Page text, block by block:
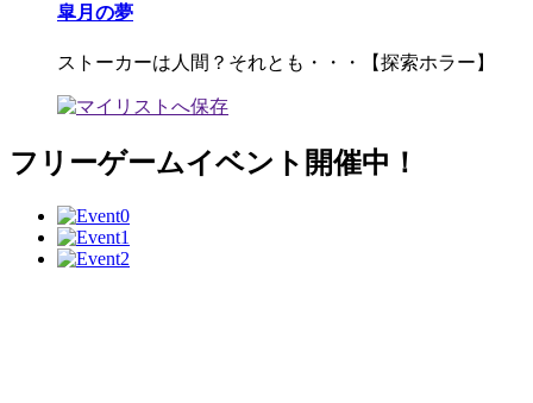
皐月の夢
ストーカーは人間？それとも・・・【探索ホラー】
フリーゲームイベント開催中！